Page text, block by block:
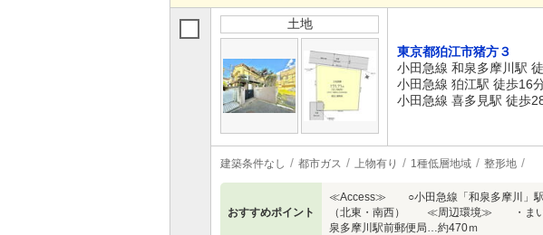
土地
東京都狛江市猪方３
小田急線 和泉多摩川駅
小田急線 狛江駅 徒歩16
小田急線 喜多見駅 徒歩
建築条件なし 都市ガス 上物有り 1種低層地域 整形地
おすすめポイント
≪Access≫ ○小田急線「和泉多摩川」
（北東・南西） ≪周辺環境≫ ・まい
泉多摩川駅前郵便局…約470ｍ ・